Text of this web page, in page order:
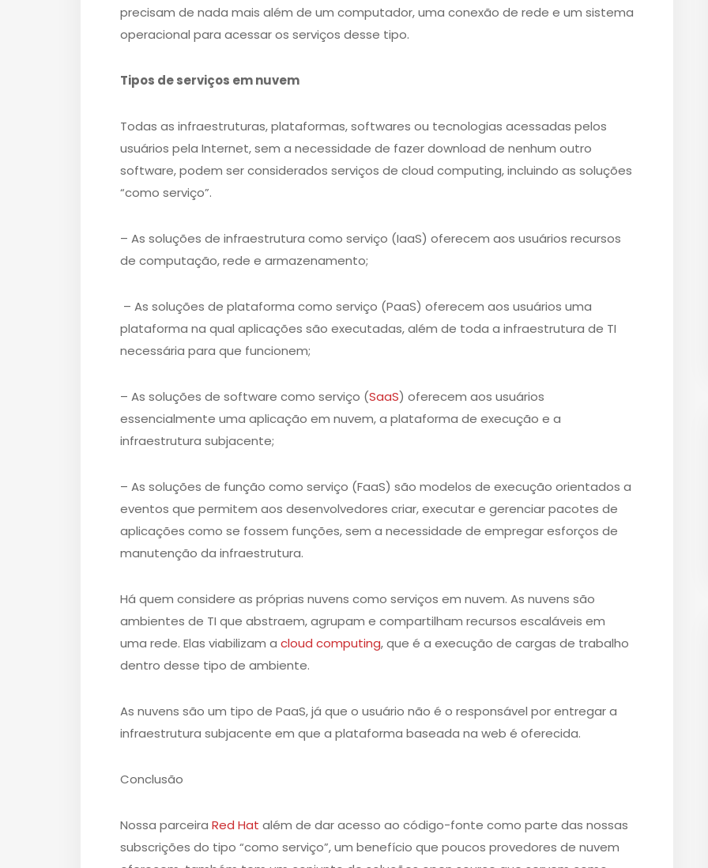
precisam de nada mais além de um computador, uma conexão de rede e um sistema
operacional para acessar os serviços desse tipo.
Tipos de serviços em nuvem
Todas as infraestruturas, plataformas, softwares ou tecnologias acessadas pelos
usuários pela Internet, sem a necessidade de fazer download de nenhum outro
software, podem ser considerados serviços de cloud computing, incluindo as soluções
“como serviço”.
– As soluções de infraestrutura como serviço (IaaS) oferecem aos usuários recursos
de computação, rede e armazenamento;
– As soluções de plataforma como serviço (PaaS) oferecem aos usuários uma
plataforma na qual aplicações são executadas, além de toda a infraestrutura de TI
necessária para que funcionem;
– As soluções de software como serviço (SaaS) oferecem aos usuários
essencialmente uma aplicação em nuvem, a plataforma de execução e a
infraestrutura subjacente;
– As soluções de função como serviço (FaaS) são modelos de execução orientados a
eventos que permitem aos desenvolvedores criar, executar e gerenciar pacotes de
aplicações como se fossem funções, sem a necessidade de empregar esforços de
manutenção da infraestrutura.
Há quem considere as próprias nuvens como serviços em nuvem. As nuvens são
ambientes de TI que abstraem, agrupam e compartilham recursos escaláveis em
uma rede. Elas viabilizam a cloud computing, que é a execução de cargas de trabalho
dentro desse tipo de ambiente.
As nuvens são um tipo de PaaS, já que o usuário não é o responsável por entregar a
infraestrutura subjacente em que a plataforma baseada na web é oferecida.
Conclusão
Nossa parceira Red Hat além de dar acesso ao código-fonte como parte das nossas
subscrições do tipo “como serviço”, um benefício que poucos provedores de nuvem